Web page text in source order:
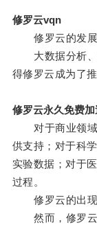
修罗云vqn
修罗云的发展
大数据分析、
得修罗云成为了
修罗云永久免费加
对于商业领域
供支持；对于科
实验数据；对于
过程。
修罗云的出现
然而，修罗云